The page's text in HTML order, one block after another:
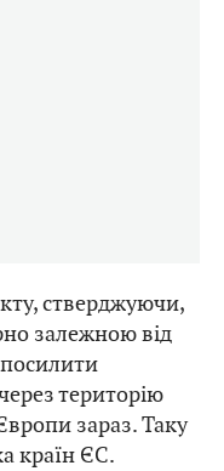
стверджуючи,
залежною від
посилити
територію
зараз. Таку
країн ЄС.